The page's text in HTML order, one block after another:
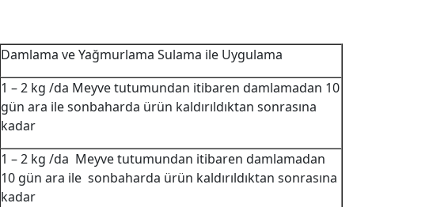
Damlama ve Yağmurlama Sulama ile Uygulama
1 – 2 kg /da Meyve tutumundan itibaren damlamadan 10
gün ara ile sonbaharda ürün kaldırıldıktan sonrasına
kadar
1 – 2 kg /da Meyve tutumundan itibaren damlamadan
10 gün ara ile sonbaharda ürün kaldırıldıktan sonrasına
kadar